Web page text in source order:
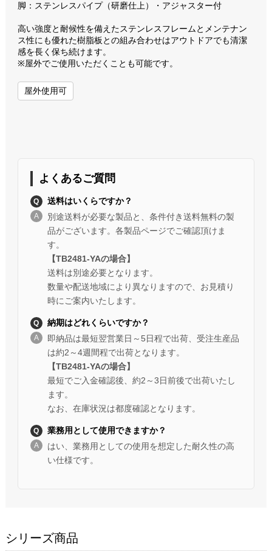
脚：ステンレスパイプ（研磨仕上）・アジャスター付
高い強度と耐候性を備えたステンレスフレームとメンテナン
ス性にも優れた樹脂板との組み合わせはアウトドアでも清潔
感を長く保ち続けます。
※屋外でご使用いただくことも可能です。
屋外使用可
よくあるご質問
送料はいくらですか？
別途送料が必要な製品と、条件付き送料無料の製
品がございます。各製品ページでご確認頂けま
す。
【TB2481-YAの場合】
送料は別途必要となります。
数量や配送地域により異なりますので、お見積り
時にご案内いたします。
納期はどれくらいですか？
即納品は最短翌営業日～5日程で出荷、受注生産品
は約2～4週間程で出荷となります。
【TB2481-YAの場合】
最短でご入金確認後、約2～3日前後で出荷いたし
ます。
なお、在庫状況は都度確認となります。
業務用として使用できますか？
はい、業務用としての使用を想定した耐久性の高
い仕様です。
シリーズ商品